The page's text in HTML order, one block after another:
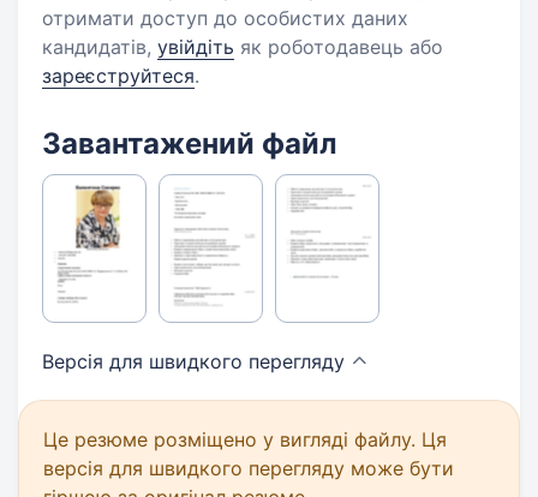
отримати доступ до особистих даних
кандидатів, увійдіть як роботодавець або
зареєструйтеся.
Завантажений файл
Версія для швидкого перегляду
Це резюме розміщено у вигляді файлу. Ця
версія для швидкого перегляду може бути